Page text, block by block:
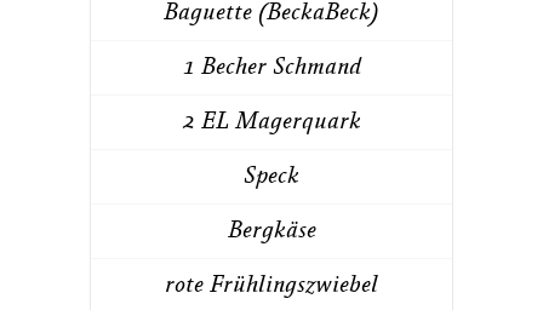
Baguette (BeckaBeck)
1 Becher Schmand
2 EL Magerquark
Speck
Bergkäse
rote Frühlingszwiebel